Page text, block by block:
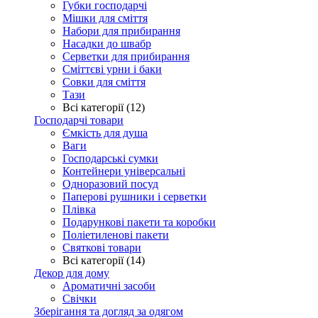
Губки господарчі
Мішки для сміття
Набори для прибирання
Насадки до швабр
Серветки для прибирання
Сміттєві урни і баки
Совки для сміття
Тази
Всі категорії (12)
Господарчі товари
Ємкість для душа
Ваги
Господарські сумки
Контейнери універсальні
Одноразовий посуд
Паперові рушники і серветки
Плівка
Подарункові пакети та коробки
Поліетиленові пакети
Святкові товари
Всі категорії (14)
Декор для дому
Ароматичні засоби
Свічки
Зберігання та догляд за одягом